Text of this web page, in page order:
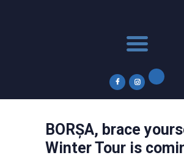
Parteneri
Contact
Subscribe to Newsletter
BORȘA, brace
Winter Tour is